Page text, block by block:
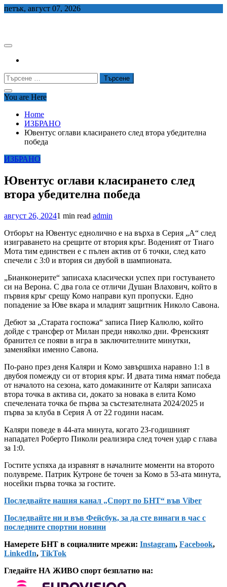
Skip
петък, август 07, 2026
Търсене
за:
You are Here
Home
ИЗБРАНО
Ювентус оглави класирането след втора убедителна
победа
ИЗБРАНО
Ювентус оглави класирането след
втора убедителна победа
август 26, 20241 min read admin
Отборът на Ювентус еднолично е на върха в Серия „А“ след
изиграването на срещите от втория кръг. Воденият от Тиаго
Мота тим единствен е с пълен актив от 6 точки, след като
спечели с 3:0 и втория си двубой в шампионата.
„Бианконерите“ записаха класически успех при гостуването
си на Верона. С два гола се отличи Душан Влахович, който в
първия кръг срещу Комо направи куп пропуски. Едно
попадение за Юве вкара и младият защитник Николо Савона.
Дебют за „Старата госпожа“ записа Пиер Калюлю, който
дойде с трансфер от Милан преди няколко дни. Френският
бранител се появи в игра в заключителните минутки,
заменяйки именно Савона.
По-рано през деня Каляри и Комо завършиха наравно 1:1 в
двубоя помежду си от втория кръг. И двата тима нямат победа
от началото на сезона, като домакините от Каляри записаха
втора точка в актива си, докато за новака в елита Комо
спечелената точка бе първа за състезателната 2024/2025 и
първа за клуба в Серия А от 22 години насам.
Каляри поведе в 44-ата минута, когато 23-годишният
нападател Роберто Пиколи реализира след точен удар с глава
за 1:0.
Гостите успяха да изравнят в началните моменти на второто
полувреме. Патрик Кутроне бе точен за Комо в 53-ата минута,
носейки първа точка за гостите.
Последвайте нашия канал „Спорт по БНТ“ във Viber
Последвайте ни и във Фейсбук, за да сте винаги в час с
последните спортни новини
Намерете БНТ в социалните мрежи: Instagram, Facebook,
LinkedIn, TikTok
Гледайте НА ЖИВО спорт безплатно на: